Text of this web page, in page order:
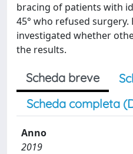
bracing of patients with
45° who refused surgery.
investigated whether
the results.
Scheda breve
Scheda completa
Anno
2019